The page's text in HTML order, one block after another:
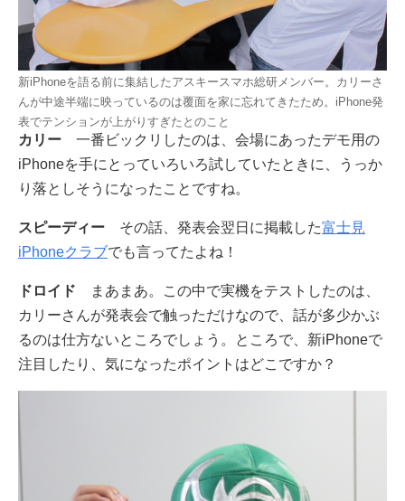
新iPhoneを語る前に集結したアスキースマホ総研メンバー。カリーさ
んが中途半端に映っているのは覆面を家に忘れてきたため。iPhone発
表でテンションが上がりすぎたとのこと
カリー 一番ビックリしたのは、会場にあったデモ用の
iPhoneを手にとっていろいろ試していたときに、うっか
り落としそうになったことですね。
スピーディー その話、発表会翌日に掲載した富士見
iPhoneクラブでも言ってたよね！
ドロイド まあまあ。この中で実機をテストしたのは、
カリーさんが発表会で触っただけなので、話が多少かぶ
るのは仕方ないところでしょう。ところで、新iPhoneで
注目したり、気になったポイントはどこですか？